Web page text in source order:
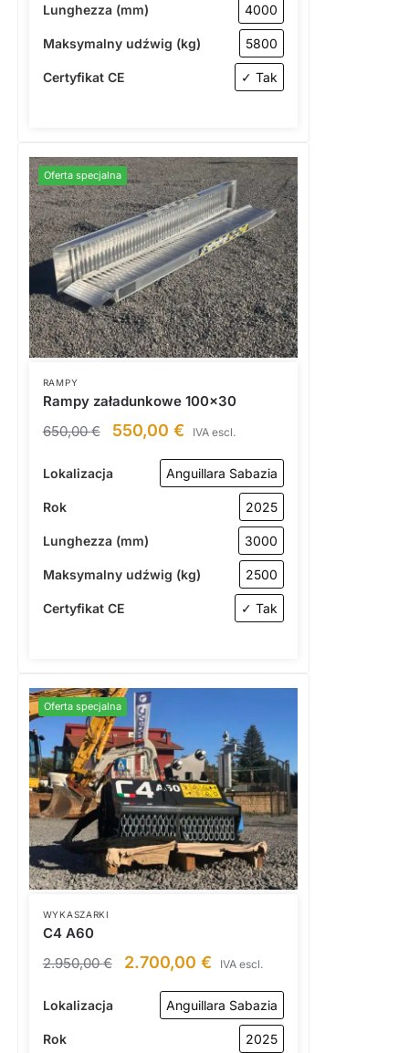
Lunghezza (mm) 4000
Maksymalny udźwig (kg) 5800
Certyfikat CE ✓ Tak
Oferta specjalna
RAMPY
Rampy załadunkowe 100×30
650,00€ 550,00 € IVA escl.
Lokalizacja Anguillara Sabazia
Rok 2025
Lunghezza (mm) 3000
Maksymalny udźwig (kg) 2500
Certyfikat CE ✓ Tak
Oferta specjalna
WYKASZARKI
C4 A60
2.950,00€ 2.700,00 € IVA escl.
Lokalizacja Anguillara Sabazia
Rok 2025